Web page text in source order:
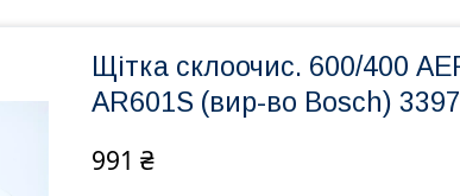
Щітка склоочис. 600/400
AR601S (вир-во Bosch)
991 ₴